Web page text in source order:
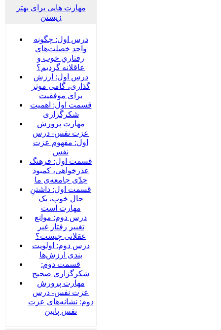
مهارت هایی برای بهتر
زیستن
درس اول: چگونه
واجد خصلت‌های
رفتاریِ خوب و
عاقلانه گردیم؟
درس اول: ارزش
گذاری، گامی موثر
برای موفقیت
قسمت اول: اهمیت
شکرگزاری
مهارت پرورش
عزت نفس- درس
اول: مفهوم عزت
نفس
قسمت اول: فرهنگ
عذرخواهی، کمبود
جدّی جامعه‌ی ما
قسمت اول: داشتنِ
حال خوب، یک
مهارت است
درس دوم: موانع
تغییر رفتار غیر
عقلانی چیست؟
درس دوم: اولویت
بندی ارزش‌ها
قسمت دوم:
شکرگزاری صحیح
مهارت پرورش
عزت نفس- درس
دوم: نشانه‌های عزت
نفس پایین